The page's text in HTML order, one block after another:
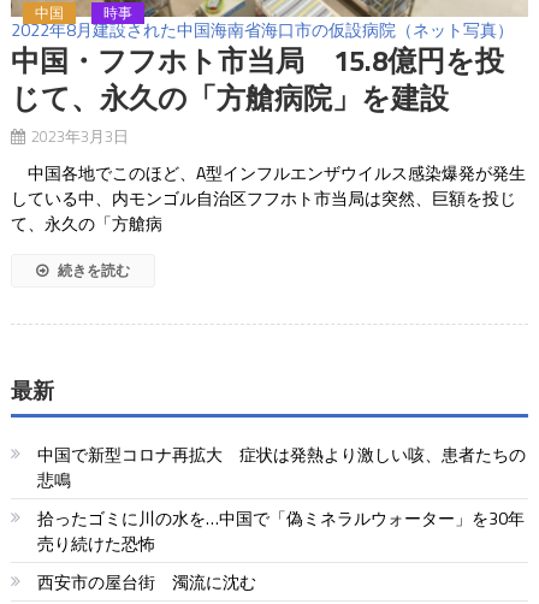
2022年8月建設された中国海南省海口市の仮設病院（ネット写真）
中国 時事
中国・フフホト市当局 15.8億円を投
じて、永久の「方艙病院」を建設
2023年3月3日
中国各地でこのほど、A型インフルエンザウイルス感染爆発が発生
している中、内モンゴル自治区フフホト市当局は突然、巨額を投じ
て、永久の「方艙病
続きを読む
最新
中国で新型コロナ再拡大 症状は発熱より激しい咳、患者たちの
悲鳴
拾ったゴミに川の水を…中国で「偽ミネラルウォーター」を30年
売り続けた恐怖
西安市の屋台街 濁流に沈む